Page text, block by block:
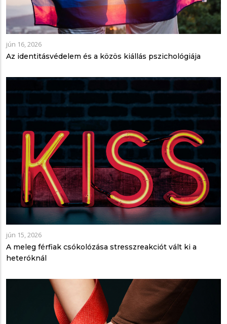
jún 16, 2026
Az identitásvédelem és a közös kiállás pszichológiája
jún 15, 2026
A meleg férfiak csókolózása stresszreakciót vált ki a
heteróknál